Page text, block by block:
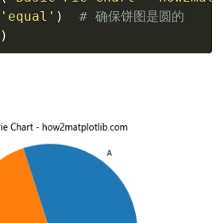
'equal' )
# 确保饼图是圆的
)